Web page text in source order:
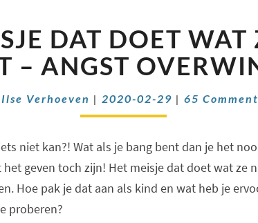
MEISJE
DAT
DOET
ZE
DURFT
ANGST
OVERWINNEN
DAT DOET WAT
– ANGST
Ilse Verhoeven | 2020-02-29 |Comments
65
niet kan?! Wat als je bang bent dan je het
geven toch zijn! Het meisje dat doet wat ze
Hoe pak je dat aan als kind en wat heb je
proberen?